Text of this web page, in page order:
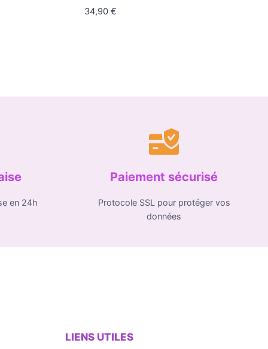
34,90 €
en 24h
Paiement sécurisé
Protocole SSL pour protéger vos
données
LIENS UTILES